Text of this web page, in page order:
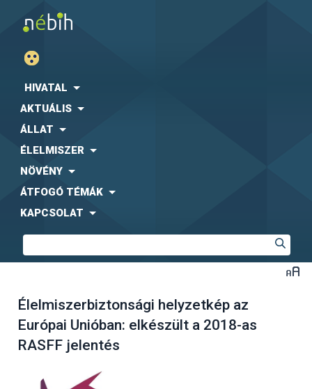
HIVATAL
AKTUÁLIS
ÁLLAT
ÉLELMISZER
NÖVÉNY
ÁTFOGÓ TÉMÁK
KAPCSOLAT
Élelmiszerbiztonsági helyzetkép az
Európai Unióban: elkészült a 2018-as
RASFF jelentés